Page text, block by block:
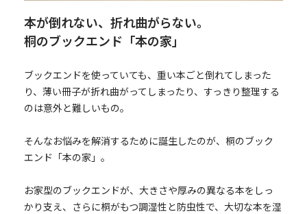
本が倒れない、折れ曲がらない。
桐のブックエンド「本の家」
ブックエンドを使っていても、重い本ごと倒れてしまった
り、薄い冊子が折れ曲がってしまったり、すっきり整理する
のは意外と難しいもの。
そんなお悩みを解消するために誕生したのが、桐のブック
エンド「本の家」。
お家型のブックエンドが、大きさや厚みの異なる本をしっ
かり支え、さらに桐がもつ調湿性と防虫性で、大切な本を湿